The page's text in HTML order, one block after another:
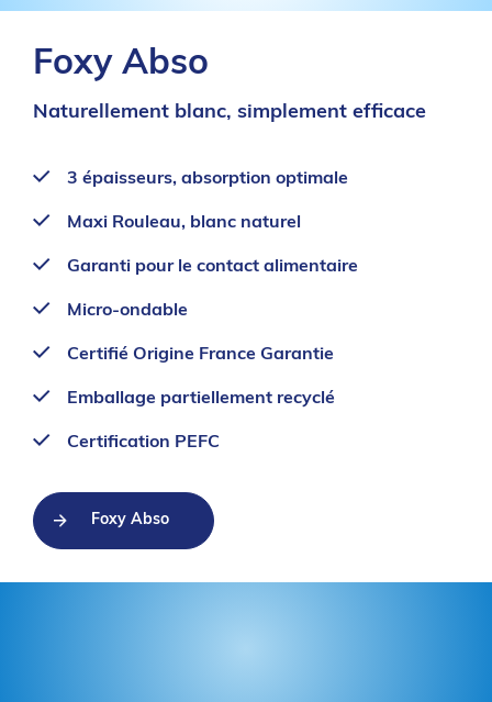
Foxy Abso
Naturellement blanc, simplement efficace
3 épaisseurs, absorption optimale
Maxi Rouleau, blanc naturel
Garanti pour le contact alimentaire
Micro-ondable
Certifié Origine France Garantie
Emballage partiellement recyclé
Certification PEFC
Foxy Abso